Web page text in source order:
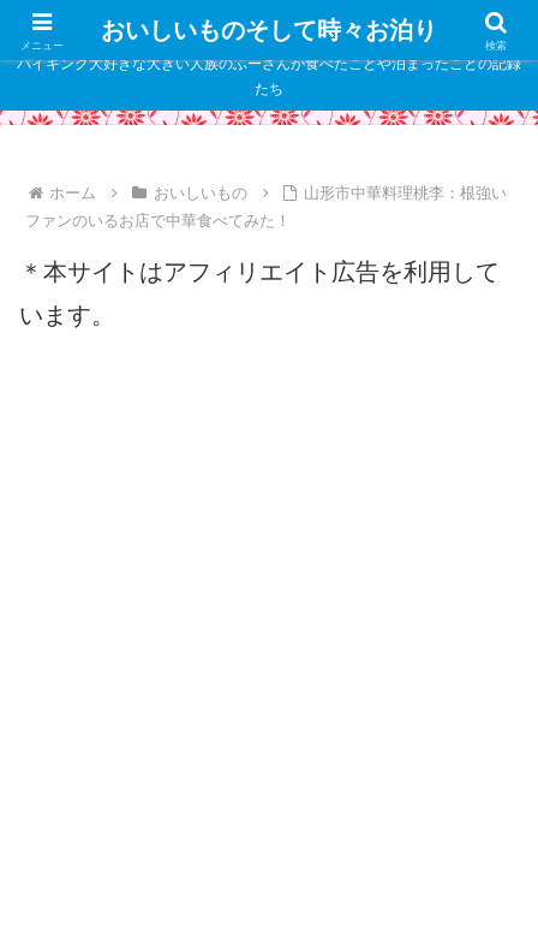
" />
バイキング大好きな大きい人族のふーさんが食べたことや泊まったことの記録
たち
ホーム おいしいもの
山形市中華料理桃李：根強い
ファンのいるお店で中華食べてみた！
＊本サイトはアフィリエイト広告を利用して
います。
メニュー
おいしいものそして時々お泊り
検索